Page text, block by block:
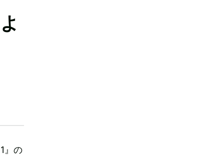
』の